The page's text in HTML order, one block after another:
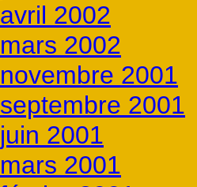
avril 2002
mars 2002
novembre 2001
septembre 2001
juin 2001
mars 2001